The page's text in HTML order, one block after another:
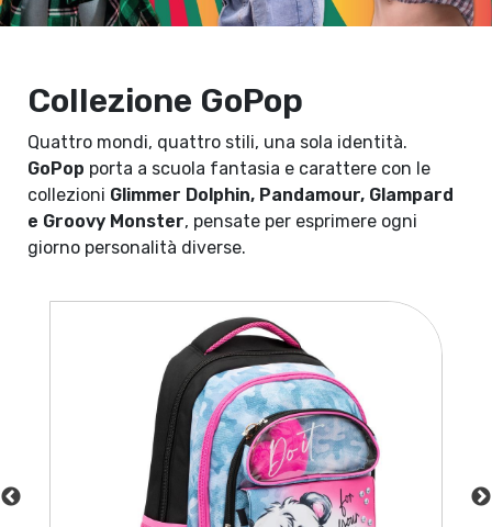
Collezione GoPop
Quattro mondi, quattro stili, una sola identità.
GoPop porta a scuola fantasia e carattere con le
collezioni Glimmer Dolphin, Pandamour, Glampard
e Groovy Monster, pensate per esprimere ogni
giorno personalità diverse.